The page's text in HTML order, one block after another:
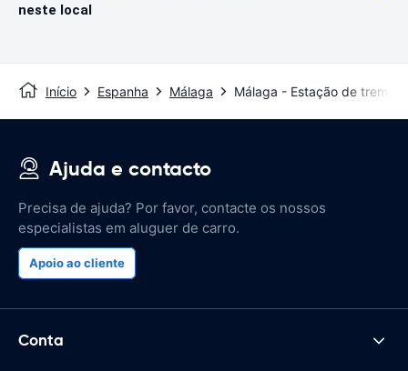
neste local
Início Espanha Málaga Málaga - Estação de trem
Ajuda e contacto
Precisa de ajuda? Por favor, contacte os nossos
especialistas em aluguer de carro.
Apoio ao cliente
Conta